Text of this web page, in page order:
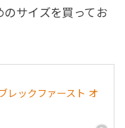
のサイズを買ってお
レックファースト オ